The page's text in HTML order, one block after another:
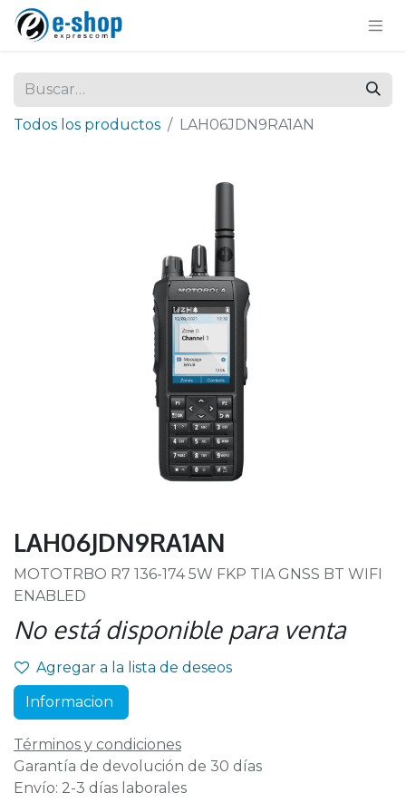
Todos los productos LAH06JDN9RA1AN
LAH06JDN9RA1AN
MOTOTRBO R7 136-174 5W FKP TIA GNSS BT WIFI
ENABLED
No está disponible para venta
Agregar a la lista de deseos
Informacion
Términos y condiciones
Garantía de devolución de 30 días
Envío: 2-3 días laborales